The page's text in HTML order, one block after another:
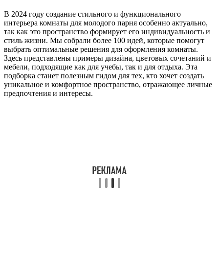
В 2024 году создание стильного и функционального
интерьера комнаты для молодого парня особенно актуально,
так как это пространство формирует его индивидуальность и
стиль жизни. Мы собрали более 100 идей, которые помогут
выбрать оптимальные решения для оформления комнаты.
Здесь представлены примеры дизайна, цветовых сочетаний и
мебели, подходящие как для учебы, так и для отдыха. Эта
подборка станет полезным гидом для тех, кто хочет создать
уникальное и комфортное пространство, отражающее личные
предпочтения и интересы.